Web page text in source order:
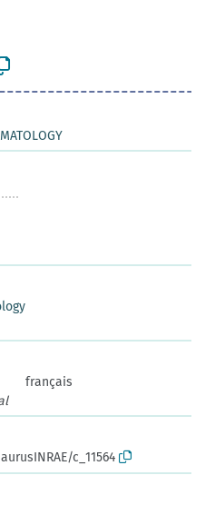
français
c_11564